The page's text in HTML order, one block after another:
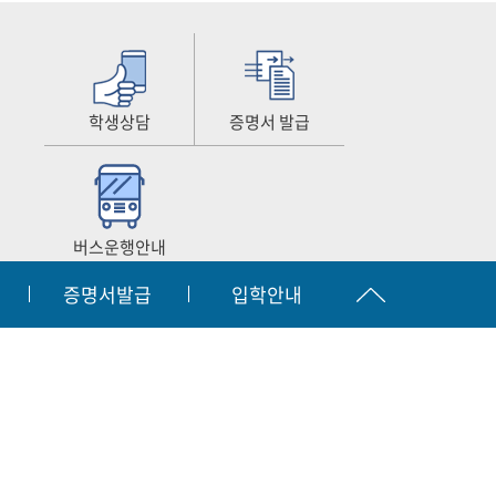
증명서발급 입학안내
학생상담 증명서 발급
버스운행안내
| 찾아오시는길 | 원격지원서비스